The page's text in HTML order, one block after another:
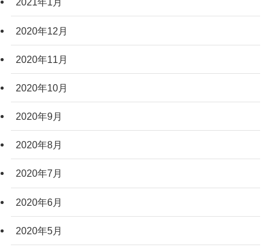
2020年12月
2020年11月
2020年10月
2020年9月
2020年8月
2020年7月
2020年6月
2020年5月